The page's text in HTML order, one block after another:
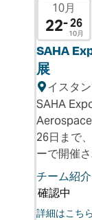
10月
22- 26
10月
SAHA
展
イスタ
SAHA
26日まで
ーで開催さ
チーム紹介
確認中
詳細はこち